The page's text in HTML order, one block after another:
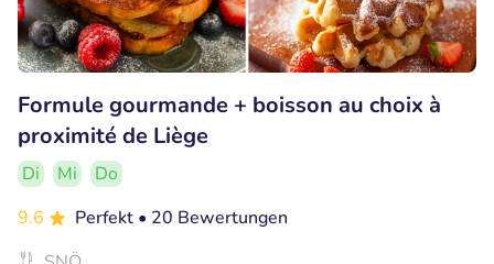
Formule gourmande + boisson au choix à
proximité de Liège
Di Mi
Do
9.6
Perfekt • 20 Bewertungen